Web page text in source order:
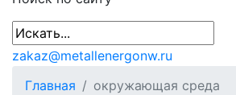
zakaz@metallenergonw.ru
Главная
окружающая среда